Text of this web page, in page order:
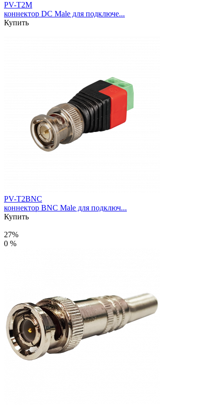
PV-T2M
коннектор DC Male для подключе...
Купить
PV-T2BNC
коннектор BNC Male для подключ...
Купить
27%
0 %